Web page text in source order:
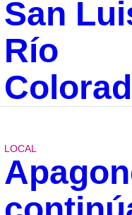
San
Río
LOCAL